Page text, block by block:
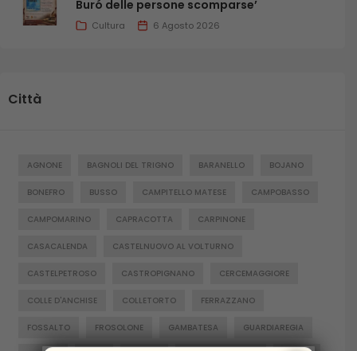
Buró delle persone scomparse’
Cultura 6 Agosto 2026
Città
AGNONE BAGNOLI DEL TRIGNO BARANELLO BOJANO
BONEFRO BUSSO CAMPITELLO MATESE CAMPOBASSO
CAMPOMARINO CAPRACOTTA CARPINONE
CASACALENDA CASTELNUOVO AL VOLTURNO
CASTELPETROSO CASTROPIGNANO CERCEMAGGIORE
COLLE D'ANCHISE COLLETORTO FERRAZZANO
FOSSALTO FROSOLONE GAMBATESA GUARDIAREGIA